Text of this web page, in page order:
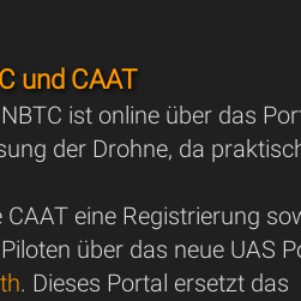
und CAAT
ist online über das
der Drohne, da
eine Registrierung
über das neue UAS
. Dieses Portal ersetzt das